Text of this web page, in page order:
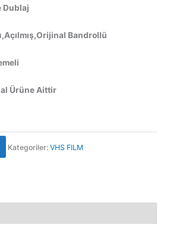
Dublaj
Bandrollü
Ürüne Aittir
Kategoriler: VHS FILM